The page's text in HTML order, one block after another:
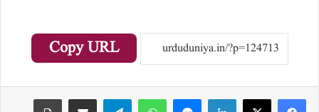
Copy URL
LinkedIn
WhatsApp
Telegram